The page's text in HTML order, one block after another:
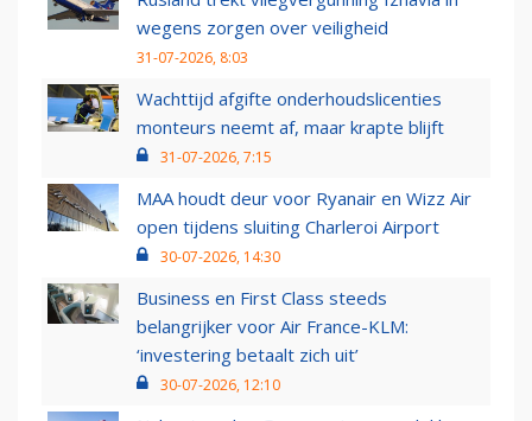
wegens zorgen over veiligheid
31-07-2026, 8:03
Wachttijd afgifte onderhoudslicenties
monteurs neemt af, maar krapte blijft
31-07-2026, 7:15
MAA houdt deur voor Ryanair en Wizz Air
open tijdens sluiting Charleroi Airport
30-07-2026, 14:30
Business en First Class steeds
belangrijker voor Air France-KLM:
‘investering betaalt zich uit’
30-07-2026, 12:10